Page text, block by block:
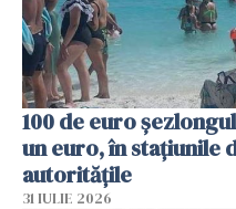
100 de euro
un euro, în stațiunile
autoritățile
31 IULIE 2026